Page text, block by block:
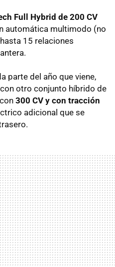
Full Hybrid de 200 CV
automática multimodo (no
15 relaciones
parte del año que viene,
otro conjunto híbrido de
300 CV y con tracción
adicional que se